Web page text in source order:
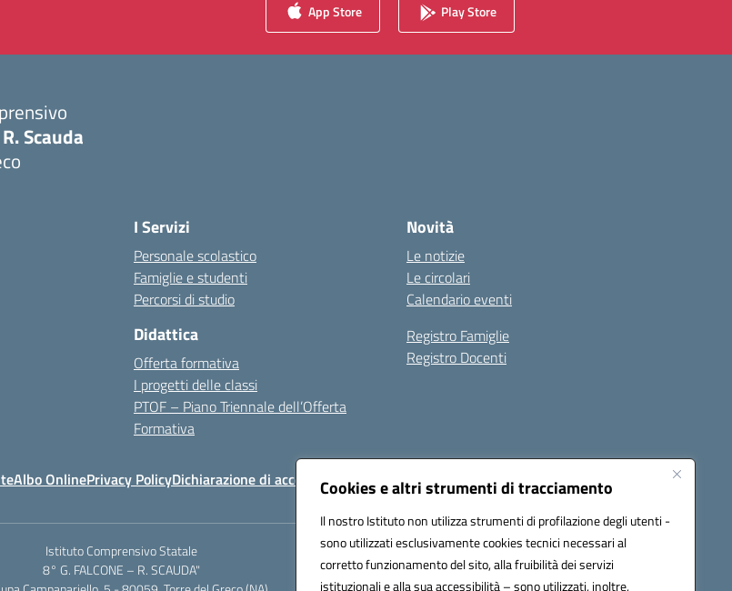
Cookies e altri strumenti di tracciamento
Il nostro Istituto non utilizza strumenti di profilazione degli utenti -
sono utilizzati esclusivamente cookies tecnici necessari al
corretto funzionamento del sito, alla fruibilità dei servizi
istituzionali e alla sua accessibilità – sono utilizzati, inoltre,
App Store Play Store
Scauda
I Servizi
Personale scolastico
Famiglie e studenti
Percorsi di studio
Didattica
Offerta formativa
I progetti delle classi
PTOF – Piano Triennale dell’Offerta
Formativa
Novità
Le notizie
Le circolari
Calendario eventi
Registro Famiglie
Registro Docenti
Albo OnlinePrivacy PolicyDichiarazione di accessibilità Note legali
Istituto Comprensivo Statale
8° G. FALCONE – R. SCAUDA"